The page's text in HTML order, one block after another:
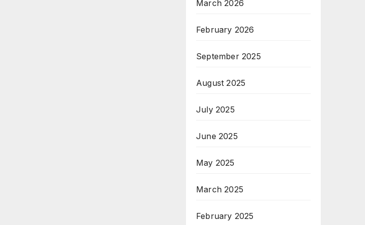
March 2026
February 2026
September 2025
August 2025
July 2025
June 2025
May 2025
March 2025
February 2025